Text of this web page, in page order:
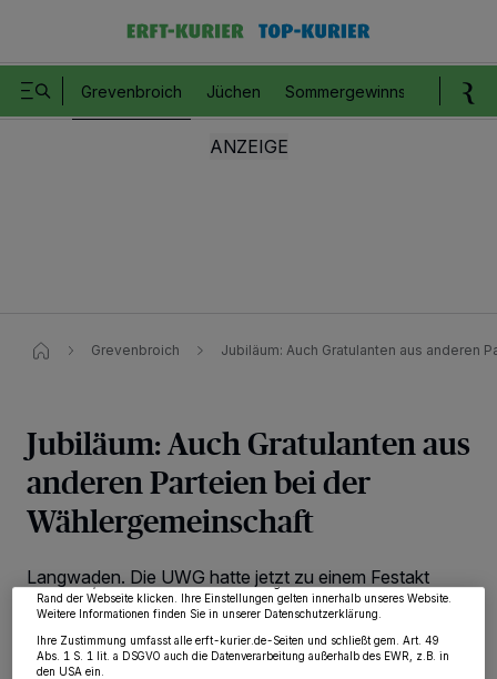
Grevenbroich Jüchen Sommergewinnspiel
Grevenbroich Jubiläum: Auch Gratulanten aus anderen
Jubiläum: Auch Gratulanten aus
anderen Parteien bei der
Wählergemeinschaft
Langwaden. Die UWG hatte jetzt zu einem Festakt
anlässlich ihres 25-jährigen Bestehens geladen. Gäste
aus Wirtschaft, Presse, Politik, Schützenwesen und
Bürgerschaft verbrachten einen schönen Abend im
Stefanssaal des Klosters Langwaden.
Wir und unsere
-Partner speichern und greifen auf personenbezogene Daten
wie Browserdaten oder eindeutige Kennungen auf Ihrem Gerät zu. Durch Auswahl
Partner verarbeiten Daten, um Ihnen Dienste bereitzustellen“ aufgeführten
Zwecke. Wenn Tracker deaktiviert sind, sind manche Inhalte und Anzeigen
widerrufen, indem Sie auf den Link Einstellungen oder Ablehnen am unteren
Rand der Webseite klicken. Ihre Einstellungen gelten innerhalb unseres Website.
Weitere Informationen finden Sie in unserer Datenschutzerklärung.
Ihre Zustimmung umfasst alle erft-kurier.de-Seiten und schließt gem. Art. 49
Abs. 1 S. 1 lit. a DSGVO auch die Datenverarbeitung außerhalb des EWR, z.B. in
den USA ein.